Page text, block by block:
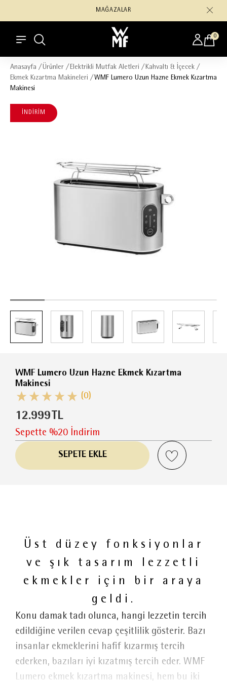
MAĞAZALAR
0
Anasayfa / Ürünler / Elektrikli Mutfak Aletleri / Kahvaltı & İçecek /
Ekmek Kızartma Makineleri / WMF Lumero Uzun Hazne Ekmek Kızartma
Makinesi
İNDİRİM
WMF Lumero Uzun Hazne Ekmek Kızartma
Makinesi
(0)
12.999 TL
Sepette %20 İndirim
SEPETE EKLE
Üst düzey fonksiyonlar
ve şık tasarım lezzetli
ekmekler için bir araya
geldi.
Konu damak tadı olunca, hangi lezzetin tercih
edildiğine verilen cevap çeşitlilik gösterir. Bazı
insanlar ekmeklerini hafif kızarmış tercih
ederken, bazıları iyi kızatmış tercih eder. WMF
Lumero ekmek kızartma makinesi, hem bu iki